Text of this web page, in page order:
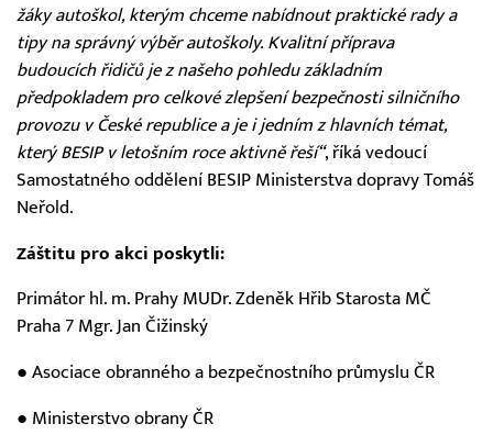
žáky autoškol, kterým chceme nabídnout praktické rady a
tipy na správný výběr autoškoly. Kvalitní příprava
budoucích řidičů je z našeho pohledu základním
předpokladem pro celkové zlepšení bezpečnosti silničního
provozu v České republice a je i jedním z hlavních témat,
který BESIP v letošním roce aktivně řeší“, říká vedoucí
Samostatného oddělení BESIP Ministerstva dopravy Tomáš
Neřold.
Záštitu pro akci poskytli:
Primátor hl. m. Prahy MUDr. Zdeněk Hřib Starosta MČ
Praha 7 Mgr. Jan Čižinský
● Asociace obranného a bezpečnostního průmyslu ČR
● Ministerstvo obrany ČR